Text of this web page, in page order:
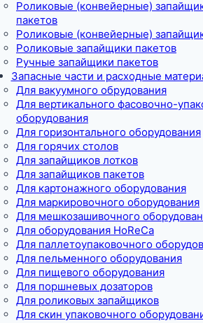
Роликовые (конвейерные)
пакетов
Роликовые (конвейерные)
Роликовые запайщики пакетов
Ручные запайщики пакетов
Запасные части и расходные
Для вакуумного обрудования
Для вертикального фасовочно-
оборудования
Для горизонтального оборудования
Для горячих столов
Для запайщиков лотков
Для запайщиков пакетов
Для картонажного оборудования
Для маркировочного оборудования
Для мешкозашивочного
Для оборудования HoReCa
Для паллетоупаковочного
Для пельменного оборудования
Для пищевого оборудования
Для поршневых дозаторов
Для роликовых запайщиков
Для скин упаковочного